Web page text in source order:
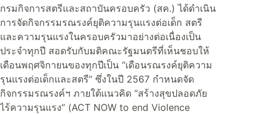
กรมกิจการสตรีและสถาบันครอบครัว (สค.) ได้ดำเนิน
การจัดกิจกรรมรณรงค์ยุติความรุนแรงต่อเด็ก สตรี
และความรุนแรงในครอบครัวมาอย่างต่อเนื่องเป็น
ประจำทุกปี สอดรับกับมติคณะรัฐมนตรีที่เห็นชอบให้
เดือนพฤศจิกายนของทุกปีเป็น “เดือนรณรงค์ยุติความ
รุนแรงต่อเด็กและสตรี” ซึ่งในปี 2567 กำหนดจัด
กิจกรรมรณรงค์ฯ ภายใต้แนวคิด “สร้างสุขปลอดภัย
ไร้ความรุนแรง” (ACT NOW to end Violence